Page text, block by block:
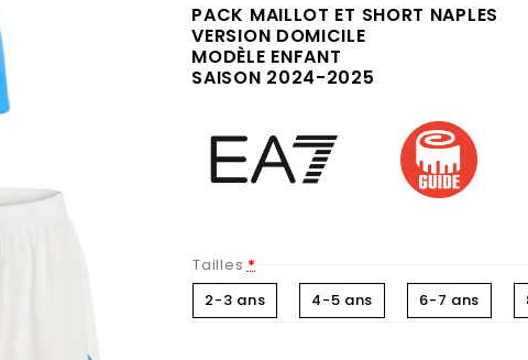
PACK MAILLOT ET SHORT NAPLES
VERSION DOMICILE
MODÈLE ENFANT
SAISON 2024-2025
Tailles *
2-3 ans
4-5 ans 6-7 ans